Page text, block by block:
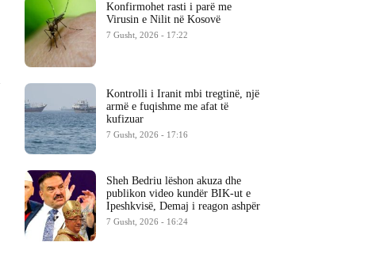
Konfirmohet rasti i parë me
Virusin e Nilit në Kosovë
7 Gusht, 2026 - 17:22
Kontrolli i Iranit mbi tregtinë, një
armë e fuqishme me afat të
kufizuar
7 Gusht, 2026 - 17:16
Sheh Bedriu lëshon akuza dhe
publikon video kundër BIK-ut e
Ipeshkvisë, Demaj i reagon ashpër
7 Gusht, 2026 - 16:24